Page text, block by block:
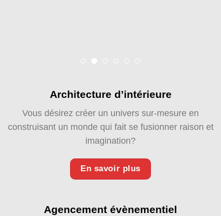
Architecture d’intérieure
Vous désirez créer un univers sur-mesure en
construisant un monde qui fait se fusionner raison et
imagination?
En savoir plus
Agencement évènementiel